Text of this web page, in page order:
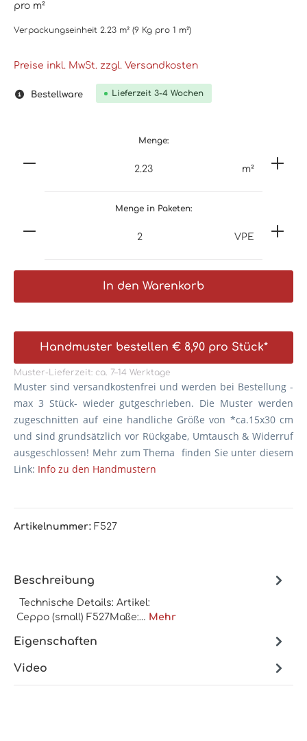
pro m²
Verpackungseinheit 2.23 m² (9 Kg pro 1 m²)
Preise inkl. MwSt. zzgl. Versandkosten
Bestellware Lieferzeit 3-4 Wochen
Menge:
m²
Menge in Paketen:
VPE
In den Warenkorb
Handmuster bestellen € 8,90 pro Stück*
Muster-Lieferzeit: ca. 7–14 Werktage
Muster sind versandkostenfrei und werden bei Bestellung -
max 3 Stück- wieder gutgeschrieben. Die Muster werden
zugeschnitten auf eine handliche Größe von *ca.15x30 cm
und sind grundsätzlich vor Rückgabe, Umtausch & Widerruf
ausgeschlossen! Mehr zum Thema finden Sie unter diesem
Link: Info zu den Handmustern
Artikelnummer: F527
Beschreibung
Technische Details: Artikel:
Ceppo (small) F527Maße:… Mehr
Eigenschaften
Video